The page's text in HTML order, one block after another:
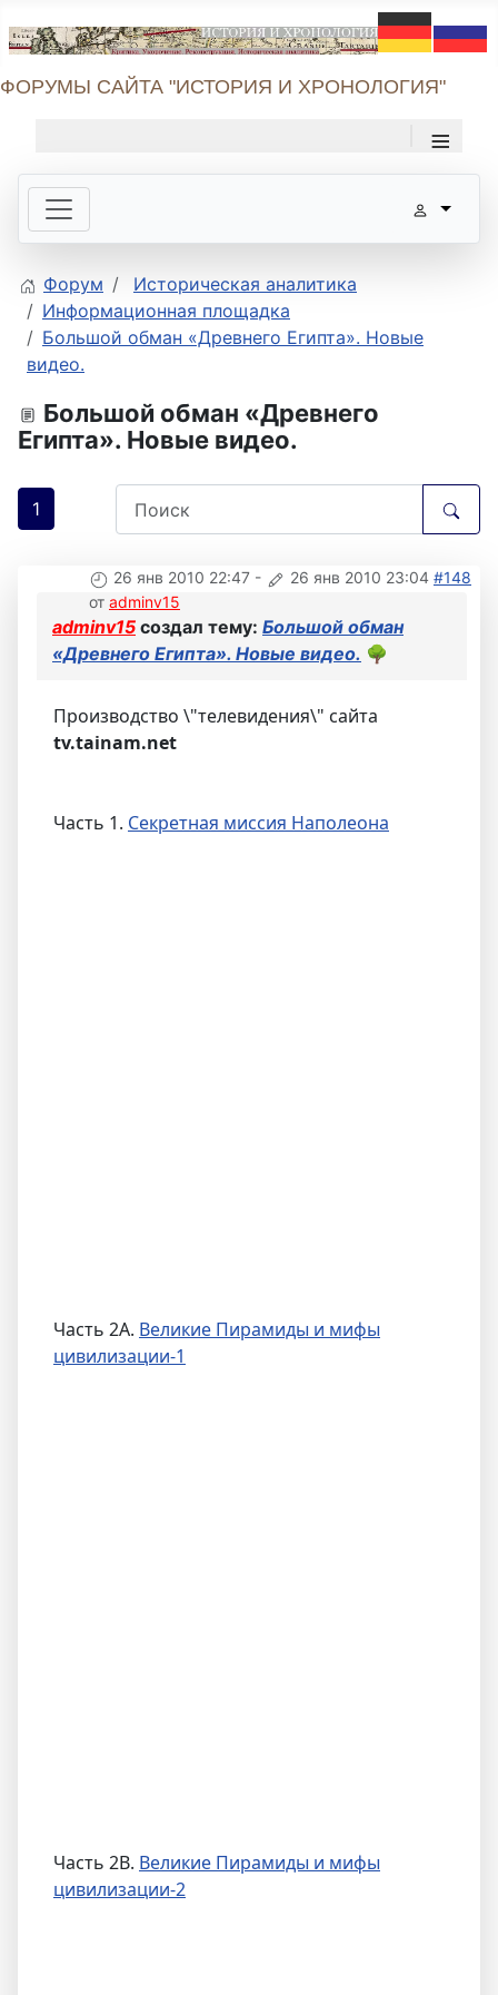
ФОРУМЫ САЙТА "ИСТОРИЯ И ХРОНОЛОГИЯ"
≡
Форум
Историческая аналитика
Информационная площадка
Большой обман «Древнего Египта». Новые
видео.
Большой обман «Древнего
Египта». Новые видео.
1
26 янв 2010 22:47 - 26 янв 2010 23:04 #148
от adminv15
adminv15 создал тему: Большой обман
«Древнего Египта». Новые видео. 🌳
Производство \"телевидения\" сайта
tv.tainam.net
Часть 1. Секретная миссия Наполеона
Часть 2A. Великие Пирамиды и мифы
цивилизации-1
Часть 2B. Великие Пирамиды и мифы
цивилизации-2